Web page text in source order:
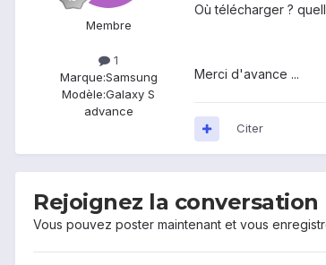
Membre
1
Marque:Samsung
Modèle:Galaxy S
advance
Où télécharger ?
Merci d'avance ...
Citer
Rejoignez la conversation
Vous pouvez poster maintenant et vous